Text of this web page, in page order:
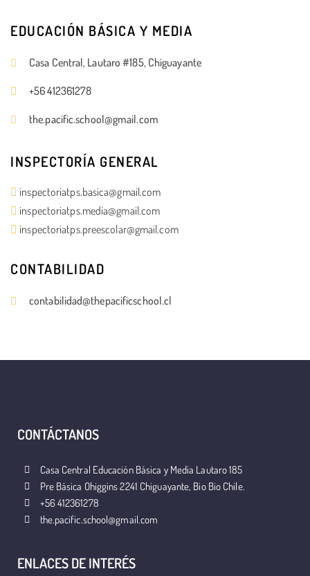
EDUCACIÓN BÁSICA Y MEDIA
Casa Central, Lautaro #185, Chiguayante
+56 412361278
the.pacific.school@gmail.com
INSPECTORÍA GENERAL
inspectoriatps.basica@gmail.com
inspectoriatps.media@gmail.com
inspectoriatps.preescolar@gmail.com
CONTABILIDAD
contabilidad@thepacificschool.cl
CONTÁCTANOS
Casa Central Educación Básica y Media Lautaro 185
Pre Básica Ohiggins 2241 Chiguayante, Bio Bio Chile.
+56 412361278
the.pacific.school@gmail.com
ENLACES DE INTERÉS